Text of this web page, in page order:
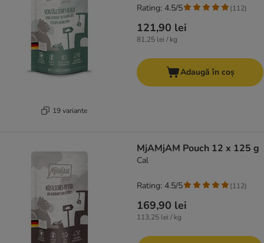
19 variante
121,90 lei
81,25 lei / kg
Rating: 4.5/5 (112)
Adaugă în coș
MjAMjAM Pouch 12 x 125 g
Cal
169,90 lei
113,25 lei / kg
Rating: 4.5/5 (112)